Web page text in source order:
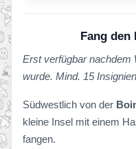
Fang den
Erst verfügbar nachdem
wurde. Mind. 15
Südwestlich von der
kleine Insel mit einem
fangen.